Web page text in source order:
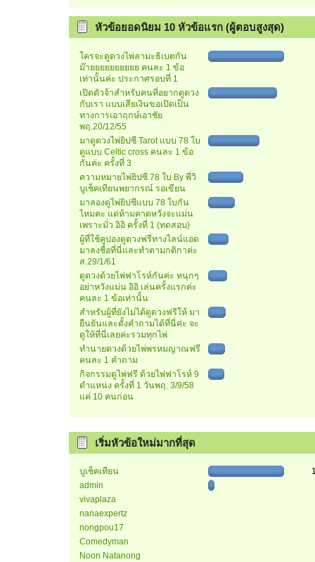
หัวข้อยอดนิยม 10 หัวข้อแรก (ผู้ตอบสูงสุด)
ใครจะดูดวงไพ่ลามะธิเบตกัน
ม๊ายยยยยยยยยย คนละ 1 ข้อ
เท่านั้นค่ะ ประกาศรอบที่ 1
เปิดตัวจ้าสำหรับคนที่อยากดูดวง
กับเรา แบบเสียเงินขอเปิดเป็น
ทางการเอาฤกษ์เอาชัย
พฤ.20/12/55
มาดูดวงไพ่ยิปซี Tarot แบบ 78 ใบ
ดูแบบ Celtic cross คนละ 1 ข้อ
กันค่ะ ครั้งที่ 3
ความหมายไพ่ยิปซี 78 ใบ By พี่วิ
บูเช็คเทียนพยากรณ์ รอเขียน
มาลองดูไพ่ยิปซีแบบ 78 ใบกัน
ไหมคะ แต่ห้ามคาดหวังจะแม่น
เพราะมั่ว อิอิ ครั้งที่ 1 (ทดสอบ)
ผู้ที่ใช้คูปองดูดวงฟรีทางไลน์แอด
มาลงชื่อที่นี่และทำตามกติกาค่ะ
ส.29/1/61
ดูดวงด้วยไพ่ฟาโรห์กันค่ะ หนุกๆ
อย่าหวังแม่น อิอิ เล่นครั้งแรกค่ะ
คนละ 1 ข้อเท่านั้น
สำหรับผู้ที่ยังไม่ได้ดูดวงฟรีให้ มา
ยืนยันและตั้งคำถามได้ที่นี่ค่ะ จะ
ดูให้ที่นี่เลยค่ะรวมทุกไพ่
ทำนายดวงด้วยไพ่พรหมญาณฟรี
คนละ 1 คำถาม
กิจกรรมดูไพ่ฟรี ด้วยไพ่ฟาโรห์ 9
ตำแหน่ง ครั้งที่ 1 วันพฤ. 3/9/58
แค่ 10 คนก่อน
เริ่มหัวข้อใหม่มากที่สุด
บูเช็คเทียน
admin
vivaplaza
nanaexpertz
nongpou17
Comedyman
Noon Natanong